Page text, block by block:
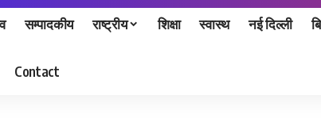
सम्पादकीय राष्ट्रीय शिक्षा स्वास्थ नई दिल्ली
Contact